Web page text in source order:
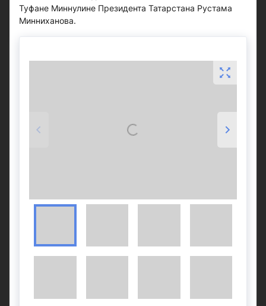
Туфане Миннулине Президента Татарстана Рустама
Минниханова.